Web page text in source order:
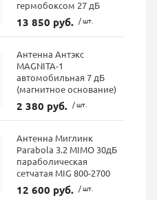
гермобоксом 27 дБ
13 850 руб. / шт.
Антенна Антэкс
MAGNITA-1
автомобильная 7 дБ
(магнитное основание)
2 380 руб. / шт.
Антенна Миглинк
Parabola 3.2 MIMO 30дБ
параболическая
сетчатая MIG 800-2700
12 600 руб. / шт.